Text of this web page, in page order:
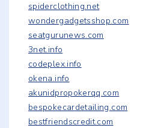
spiderclothing.net
wondergadgetsshop.com
seatgurunews.com
3net.info
codeplex.info
okena.info
akunidpropokerqq.com
bespokecardetailing.com
bestfriendscredit.com